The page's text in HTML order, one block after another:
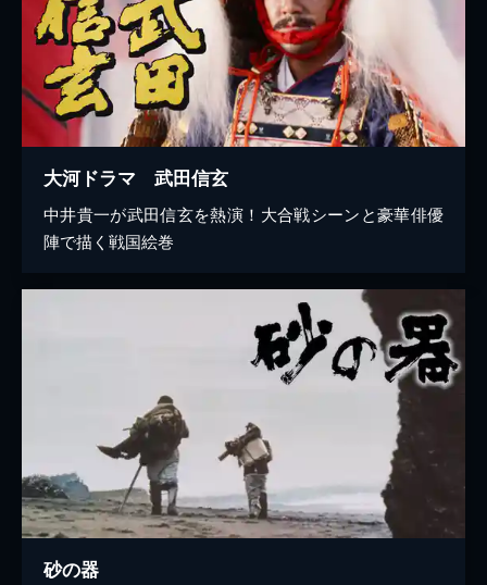
大河ドラマ 武田信玄
中井貴一が武田信玄を熱演！大合戦シーンと豪華俳優
陣で描く戦国絵巻
砂の器